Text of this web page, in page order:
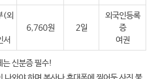
(외
서
6,760원 2일
외국인등록
증
여권
신분증 필수!